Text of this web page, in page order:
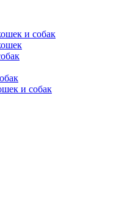
и собак
и собак